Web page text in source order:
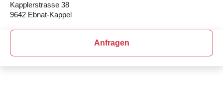
Kapplerstrasse 38
9642 Ebnat-Kappel
Anfragen